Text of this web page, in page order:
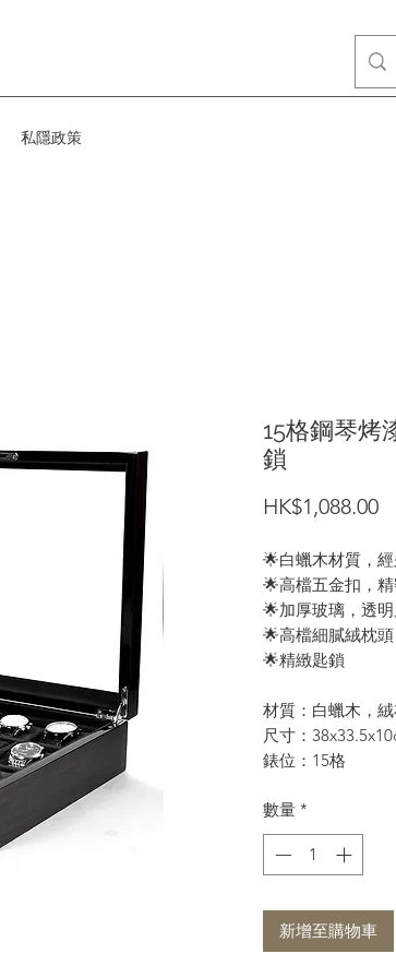
私隱政策
15格鋼琴烤
鎖
HK$1,088.00價
🌟白蠟木材質，
🌟高檔五金扣，
🌟加厚玻璃，透
🌟高檔細膩絨枕
🌟精緻匙鎖
材質：白蠟木，
尺寸：
錶位：15格
數量 *
新增至購物車